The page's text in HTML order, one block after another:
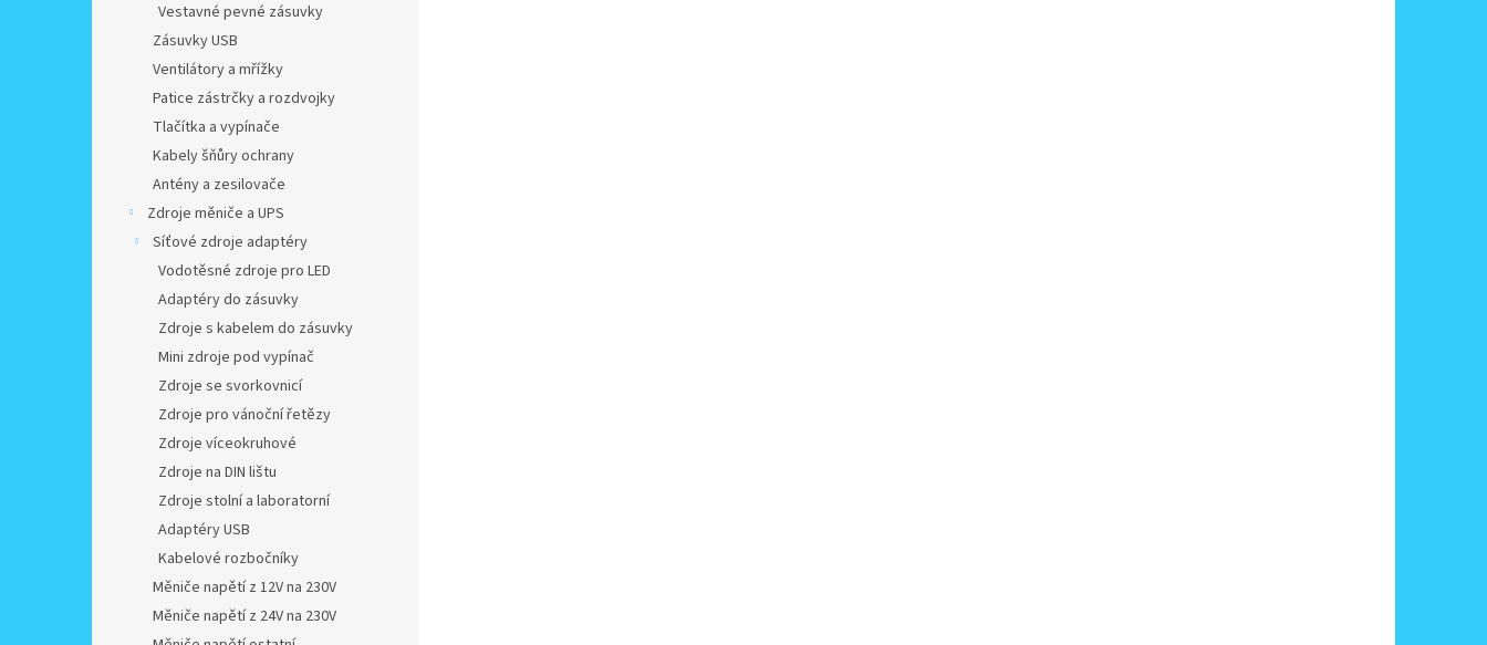
Vestavné pevné zásuvky
Zásuvky USB
Ventilátory a mřížky
Patice zástrčky a rozdvojky
Tlačítka a vypínače
Kabely šňůry ochrany
Antény a zesilovače
Zdroje měniče a UPS
Síťové zdroje adaptéry
Vodotěsné zdroje pro LED
Adaptéry do zásuvky
Zdroje s kabelem do zásuvky
Mini zdroje pod vypínač
Zdroje se svorkovnicí
Zdroje pro vánoční řetězy
Zdroje víceokruhové
Zdroje na DIN lištu
Zdroje stolní a laboratorní
Adaptéry USB
Kabelové rozbočníky
Měniče napětí z 12V na 230V
Měniče napětí z 24V na 230V